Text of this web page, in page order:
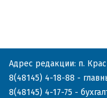
Адрес редакции: п.
8(48145) 4-18-88 -
8(48145) 4-17-75 -